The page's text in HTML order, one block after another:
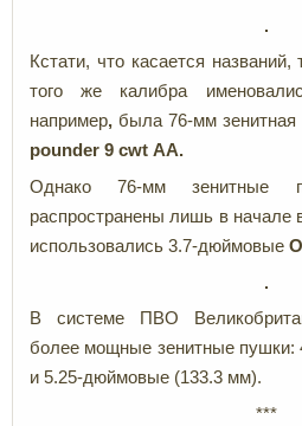
Кстати, что касается
того же калибра
например,была 76-мм
pounder 9 cwt AA.
Однако 76-мм зенитные
распространены лишь в начале
использовались 3.7-дюймовые
В системе ПВО
более мощные зенитные
и 5.25-дюймовые (133.3 мм).
***